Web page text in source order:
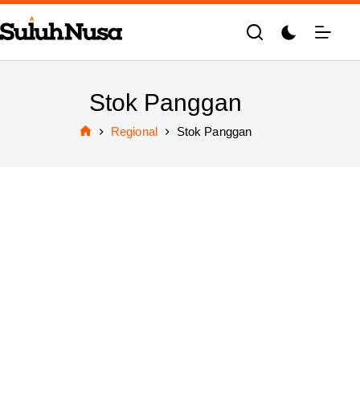
Skip
to
content
Stok Panggan
Regional Stok Panggan